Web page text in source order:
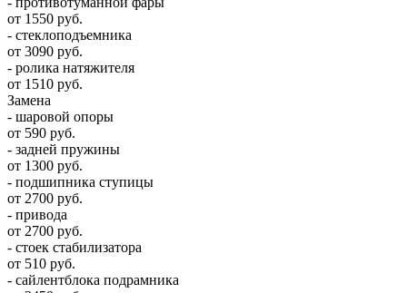
от 1550 руб.
- стеклоподъемника
от 3090 руб.
- ролика натяжителя
от 1510 руб.
Замена
- шаровой опоры
от 590 руб.
- задней пружины
от 1300 руб.
- подшипника ступицы
от 2700 руб.
- привода
от 2700 руб.
- стоек стабилизатора
от 510 руб.
- сайлентблока подрамника